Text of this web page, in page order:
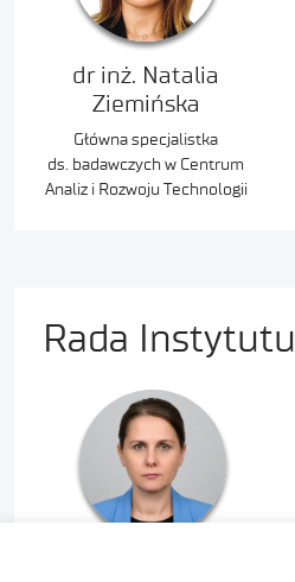
dr inż. Natalia
Ziemińska
Główna specjalistka
ds. badawczych w Centrum
Analiz i Rozwoju Technologii
Rada Instytutu